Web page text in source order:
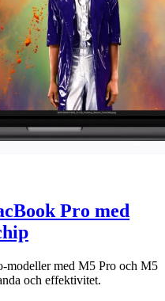
Pro med
modeller med M5 Pro och M5
och effektivitet.